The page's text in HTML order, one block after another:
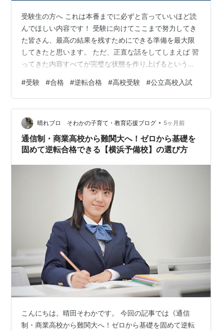
受験生の方へ これは本番までに必ずと言っていいほど読
んでほしい内容です！ 受験に向けてここまで努力してき
た皆さん、最高の結果を残すためにできる準備を最大限
してきたと思います。 ただ、正直な話をしてしまえば 習
ってきた内容すべてが完璧な状態を作り上げるというこ
に他の受験生と差をつける方法はあります。
#受験 #合格 #逆転合格 #高校受験 #公立高校入試
晴れブロ そわかの子育て・教育応援ブログ • 5ヶ月前
通信制・商業高校から難関大へ！ゼロから基礎を
固めて逆転合格できる【横浜予備校】の選び方
こんにちは。晴田そわかです。 今回の記事では《通信
制・商業高校から難関大へ！ゼロから基礎を固めて逆転